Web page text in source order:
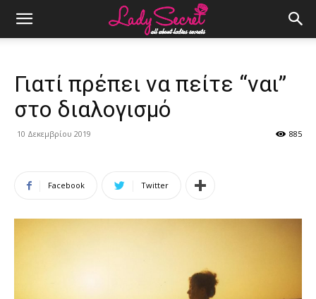
Γιατί πρέπει να πείτε “ναι”
στο διαλογισμό
10 Δεκεμβρίου 2019 885
Facebook Twitter